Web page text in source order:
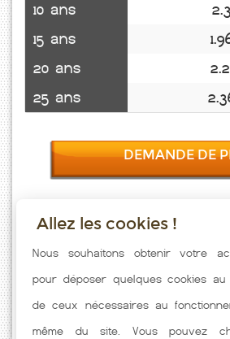
10 ans
15 ans
20 ans
25 ans
DEMANDE DE
Taux emprunt actualisés (Fajac La Relenque)
Immobilier pratiqués par nos partenaires
hors assurance. Taux crédit immobilier
caractéristiques de l'emprunteur.
Allez les cookies !
Nous souhaitons obtenir votre
pour déposer quelques cookies au
de ceux nécessaires au
même du site. Vous pouvez